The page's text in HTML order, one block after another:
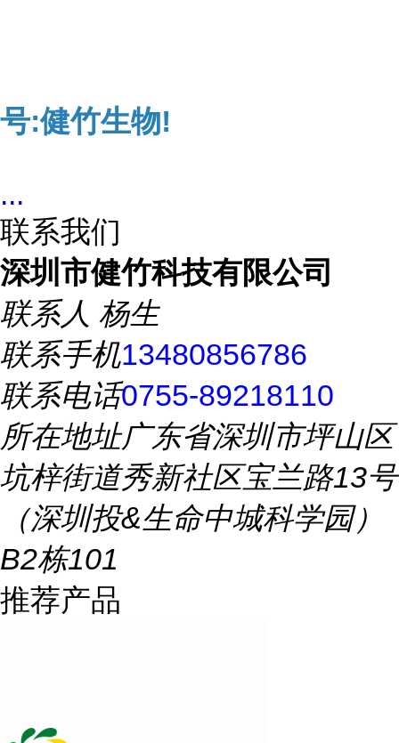
号:健竹生物!
...
联系我们
深圳市健竹科技有限公司
联系人 杨生
联系手机13480856786
联系电话0755-89218110
所在地址广东省深圳市坪山区
坑梓街道秀新社区宝兰路13号
（深圳投&生命中城科学园）
B2栋101
推荐产品